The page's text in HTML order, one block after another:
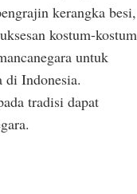
kerangka besi,
kostum-kostum
untuk
di Indonesia.
tradisi dapat